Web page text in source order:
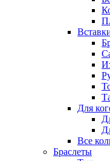
Для
Все
Браслеты